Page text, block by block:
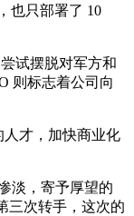
也只部署了 10
试摆脱对军方和
则标志着公司向
才，加快商业化
淡，寄予厚望的
三次转手，这次的